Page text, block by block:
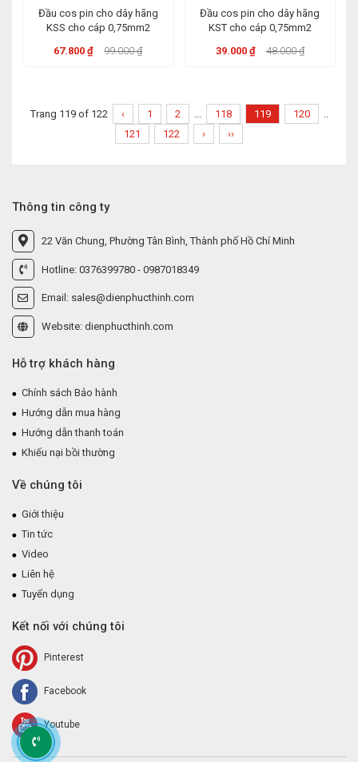
Đầu cos pin cho dây hãng
KSS cho cáp 0,75mm2
67.800 ₫
99.000 ₫
Đầu cos pin cho dây hãng
KST cho cáp 0,75mm2
39.000 ₫
48.000 ₫
Trang 119 of 122 ‹ 1 2 118 119 120
121
122 › ››
Thông tin công ty
22 Văn Chung, Phường Tân Bình, Thành phố Hồ Chí Minh
Hotline: 0376399780 - 0987018349
Email: sales@dienphucthinh.com
Website: dienphucthinh.com
Hỗ trợ khách hàng
Chính sách Bảo hành
Hướng dẫn mua hàng
Hướng dẫn thanh toán
Khiếu nại bồi thường
Về chúng tôi
Giới thiệu
Tin tức
Video
Liên hệ
Tuyển dụng
Kết nối với chúng tôi
Pinterest
Facebook
Youtube